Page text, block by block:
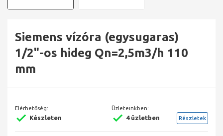
Siemens vízóra (egysugaras)
1/2"-os hideg Qn=2,5m3/h 110
mm
Elérhetőség:
Készleten
Üzleteinkben:
4 üzletben Részletek